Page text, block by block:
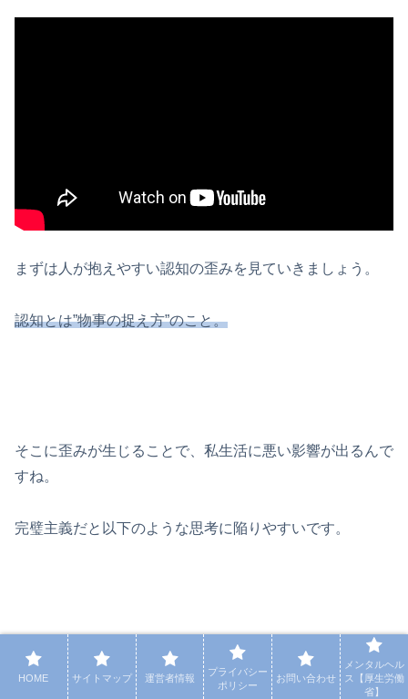
まずは人が抱えやすい認知の歪みを見ていきましょう。
認知とは”物事の捉え方”のこと。
そこに歪みが生じることで、私生活に悪い影響が出るんで
すね。
完璧主義だと以下のような思考に陥りやすいです。
『歪み』を知っているだけで、その思考が出た時に『あ
っ。これ間違ってる』と気づけますよ。
HOME サイトマップ 運営者情報
プライバシー
ポリシー
お問い合わせ
メンタルヘル
ス【厚生労働
省】